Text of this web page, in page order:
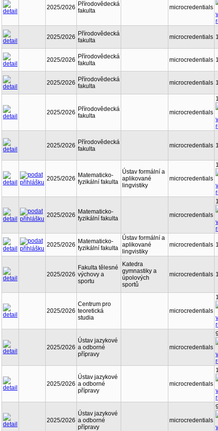
2025/2026 Přírodovědecká
fakulta
microcredentials
2025/2026 Přírodovědecká
fakulta
microcredentials
2025/2026 Přírodovědecká
fakulta
microcredentials
2025/2026 Přírodovědecká
fakulta
microcredentials
2025/2026 Přírodovědecká
fakulta
microcredentials
2025/2026 Přírodovědecká
fakulta
microcredentials
2025/2026 Matematicko-
fyzikální fakulta
Ústav formální a
aplikované
lingvistiky
microcredentials
2025/2026 Matematicko-
fyzikální fakulta
microcredentials
2025/2026 Matematicko-
fyzikální fakulta
Ústav formální a
aplikované
lingvistiky
microcredentials
2025/2026
Fakulta tělesné
výchovy a
sportu
Katedra
gymnastiky a
úpolových
sportů
microcredentials
2025/2026
Centrum pro
teoretická
studia
microcredentials
2025/2026
Ústav jazykové
a odborné
přípravy
microcredentials
2025/2026
Ústav jazykové
a odborné
přípravy
microcredentials
2025/2026
Ústav jazykové
a odborné
přípravy
microcredentials